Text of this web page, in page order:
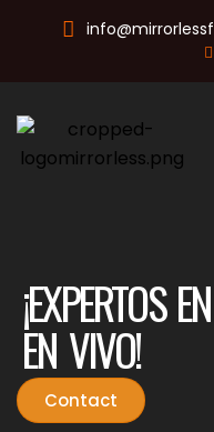
¡EXPERTOS
EN VIVO!
Contact